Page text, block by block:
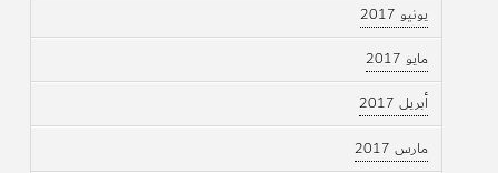
يونيو 2017
مايو 2017
أبريل 2017
مارس 2017